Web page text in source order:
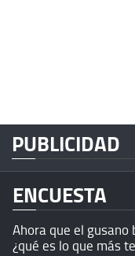
PUBLICIDAD
ENCUESTA
Ahora que el gusano
¿qué es lo que más